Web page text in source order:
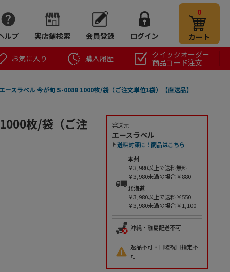
ルプ 実店舗検索 会員登録 ログイン
0
カート
お気に入り 購入履歴
クイックオーダー
商品コード注文
ースラベル 今が旬 S-0088 1000枚/袋（ご注文単位1袋）【直送品】
枚/袋（ご注 発送元
エースラベル
送料対策に！商品はこちら
本州
￥3,980以上で送料無料
￥3,980未満の場合￥880
北海道
￥3,980以上で送料￥550
￥3,980未満の場合￥1,100
沖縄・離島配送不可
返品不可・日曜祝日指定不
可